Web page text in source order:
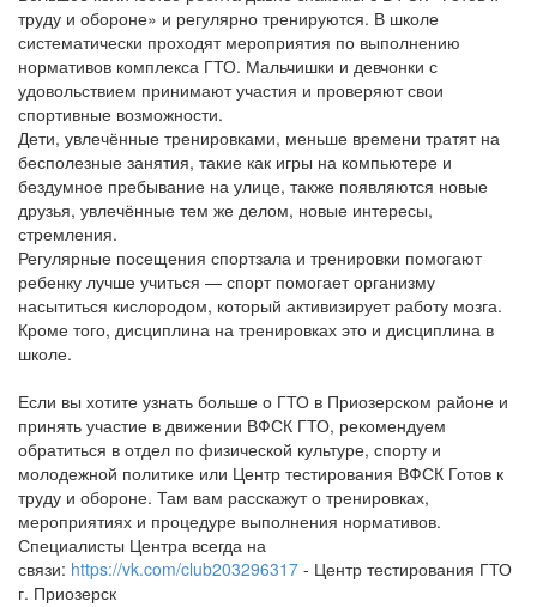
труду и обороне» и регулярно тренируются. В школе
систематически проходят мероприятия по выполнению
нормативов комплекса ГТО. Мальчишки и девчонки с
удовольствием принимают участия и проверяют свои
спортивные возможности.
Дети, увлечённые тренировками, меньше времени тратят на
бесполезные занятия, такие как игры на компьютере и
бездумное пребывание на улице, также появляются новые
друзья, увлечённые тем же делом, новые интересы,
стремления.
Регулярные посещения спортзала и тренировки помогают
ребенку лучше учиться — спорт помогает организму
насытиться кислородом, который активизирует работу мозга.
Кроме того, дисциплина на тренировках это и дисциплина в
школе.
Если вы хотите узнать больше о ГТО в Приозерском районе и
принять участие в движении ВФСК ГТО, рекомендуем
обратиться в отдел по физической культуре, спорту и
молодежной политике или Центр тестирования ВФСК Готов к
труду и обороне. Там вам расскажут о тренировках,
мероприятиях и процедуре выполнения нормативов.
Специалисты Центра всегда на
связи: https://vk.com/club203296317 - Центр тестирования ГТО
г. Приозерск